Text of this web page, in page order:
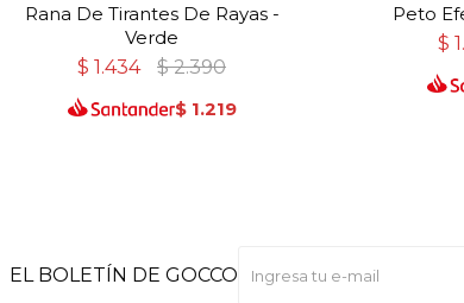
Rana De Tirantes De Rayas -
Verde
$ 1.434 $ 2.390
$ 1.219
Peto
$
EL BOLETÍN DE GOCCO